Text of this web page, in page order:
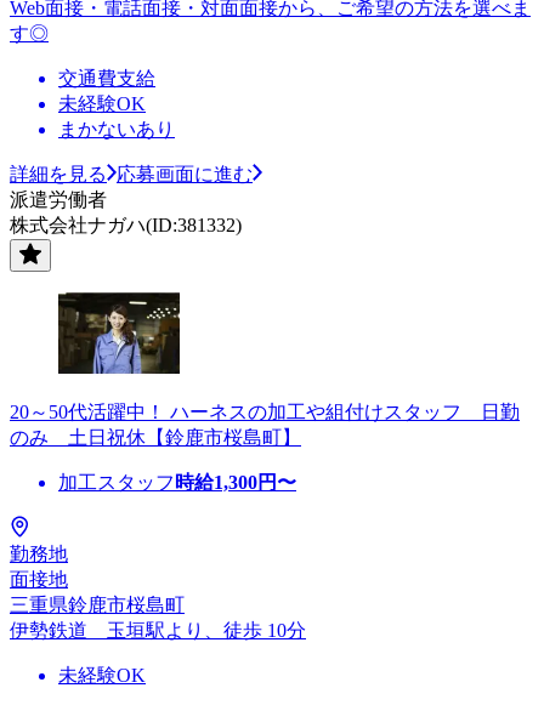
Web面接・電話面接・対面面接から、ご希望の方法を選べま
す◎
交通費支給
未経験OK
まかないあり
詳細を見る
応募画面に進む
派遣労働者
株式会社ナガハ(ID:381332)
20～50代活躍中！ ハーネスの加工や組付けスタッフ 日勤
のみ 土日祝休【鈴鹿市桜島町】
加工スタッフ 時給1,300円〜
勤務地
面接地
三重県鈴鹿市桜島町
伊勢鉄道 玉垣駅より、徒歩 10分
未経験OK